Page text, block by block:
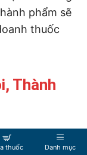
phẩm sẽ
thuốc
Thành
và đưa vào
thuốc Danh mục